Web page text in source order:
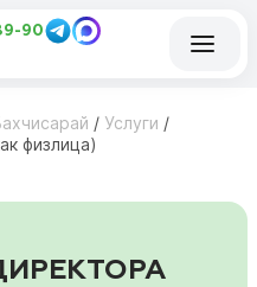
90
/ Услуги /
физлица)